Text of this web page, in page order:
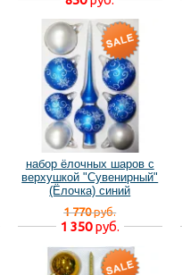
набор ёлочных шаров с
верхушкой "Сувенирный"
(Ёлочка) синий
1 770руб.
1 350руб.